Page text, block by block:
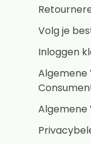
Volg je
Inloggen
Algemene
Algemene